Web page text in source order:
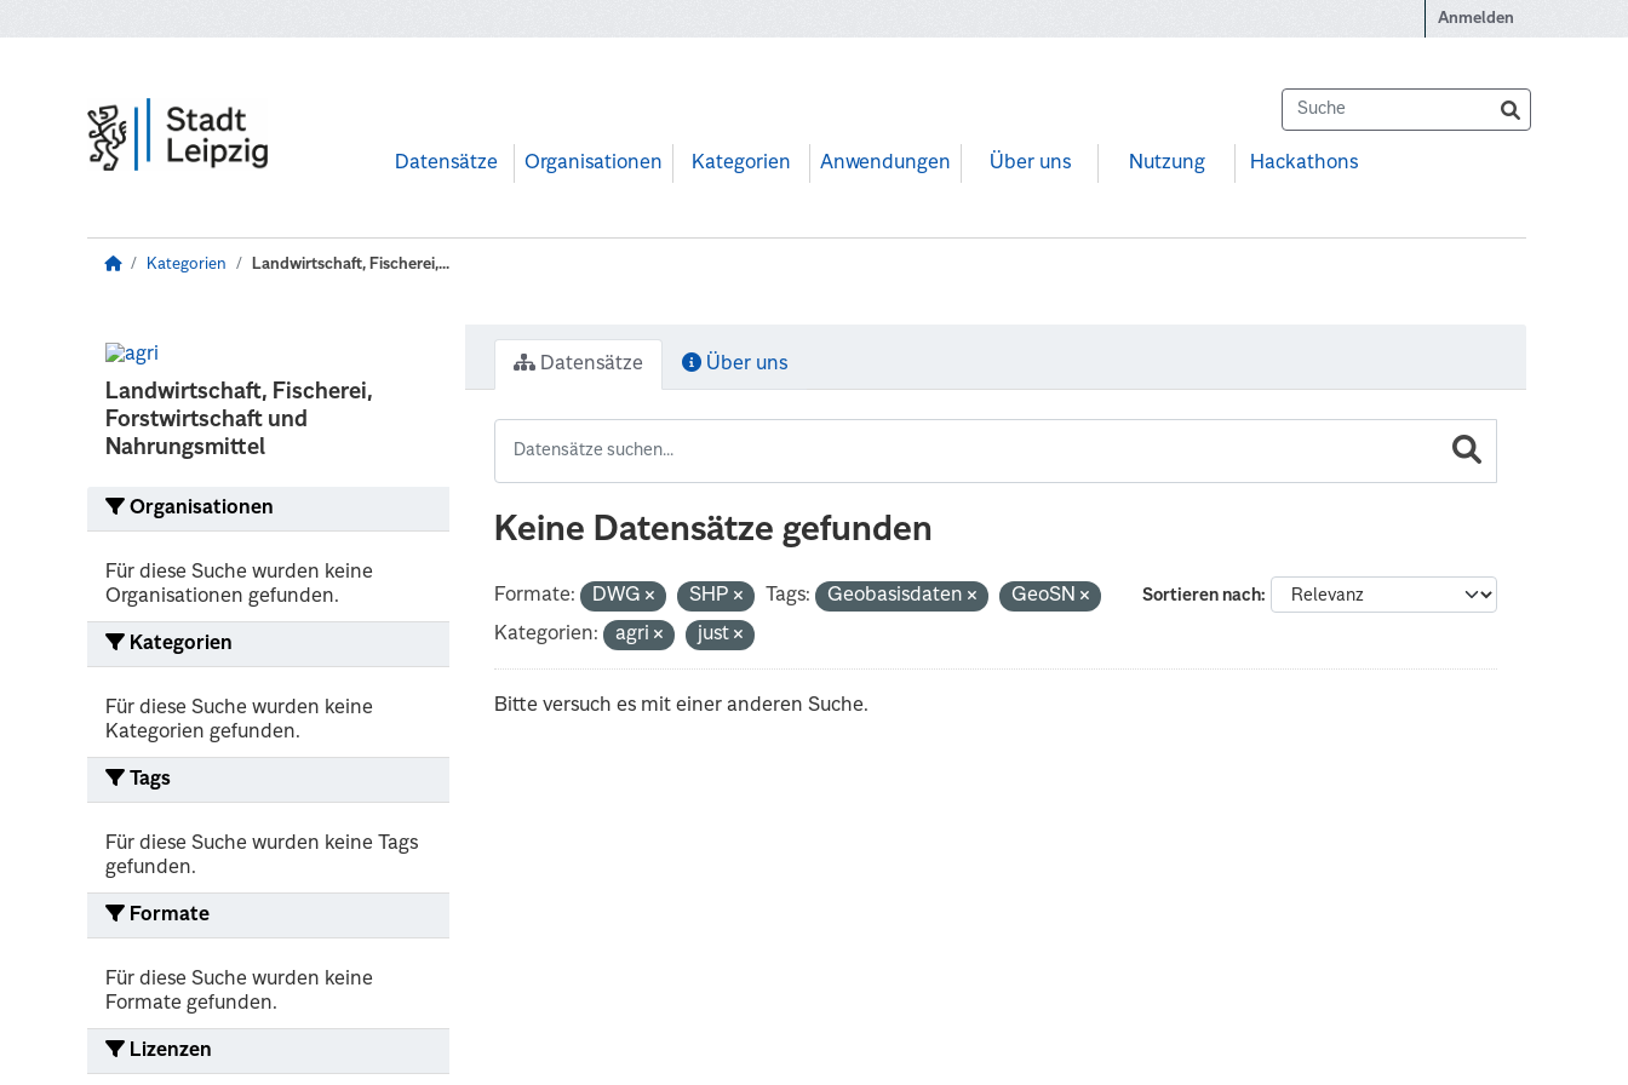
Anmelden
Datensätze Organisationen Kategorien Anwendungen Über uns Nutzung Hackathons
Kategorien Landwirtschaft, Fischerei,...
Landwirtschaft, Fischerei,
Forstwirtschaft und
Nahrungsmittel
Organisationen
Für diese Suche wurden keine
Organisationen gefunden.
Kategorien
Für diese Suche wurden keine
Kategorien gefunden.
Tags
Für diese Suche wurden keine Tags
gefunden.
Formate
Für diese Suche wurden keine
Formate gefunden.
Lizenzen
Datensätze Über uns
Keine Datensätze gefunden
Sortieren nach
Formate: DWG SHP Tags: Geobasisdaten
GeoSN
Kategorien:
agri just
Bitte versuch es mit einer anderen Suche.